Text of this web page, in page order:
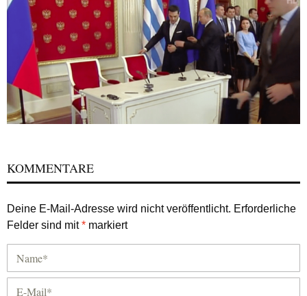
KOMMENTARE
Deine E-Mail-Adresse wird nicht veröffentlicht. Erforderliche
Felder sind mit* markiert